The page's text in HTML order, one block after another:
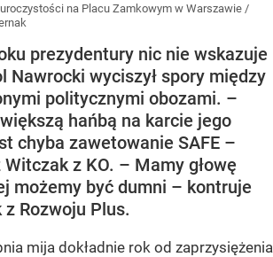
na Placu Zamkowym w Warszawie /
prezydentury nic nie wskazuje
Nawrocki wyciszył spory między
politycznymi obozami. –
hańbą na karcie jego
chyba zawetowanie SAFE –
z KO. – Mamy głowę
możemy być dumni – kontruje
Rozwoju Plus.
mija dokładnie rok od zaprzysiężenia